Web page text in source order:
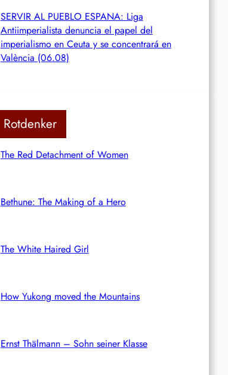
SERVIR AL PUEBLO ESPANA: Liga
Antiimperialista denuncia el papel del
imperialismo en Ceuta y se concentrará en
València (06.08)
Rotdenker
The Red Detachment of Women
Bethune: The Making of a Hero
The White Haired Girl
How Yukong moved the Mountains
Ernst Thälmann – Sohn seiner Klasse